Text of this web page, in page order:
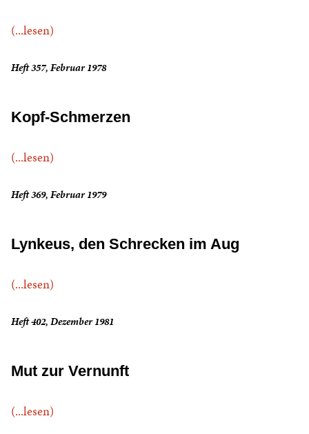
(...lesen)
Heft 357, Februar 1978
Kopf-Schmerzen
(...lesen)
Heft 369, Februar 1979
Lynkeus, den Schrecken im Aug
(...lesen)
Heft 402, Dezember 1981
Mut zur Vernunft
(...lesen)